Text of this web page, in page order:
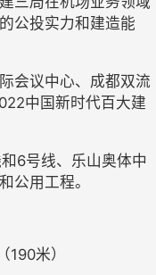
公投实力和建造能
会议中心、成都双流
中国新时代百大建
6号线、乐山奥体中
公用工程。
米）